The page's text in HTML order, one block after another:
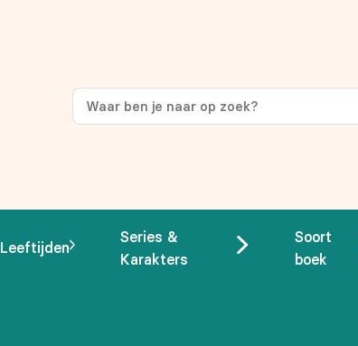
Leeftijden
Series &
Karakters
Soort
boek
op je eerste aankoop!